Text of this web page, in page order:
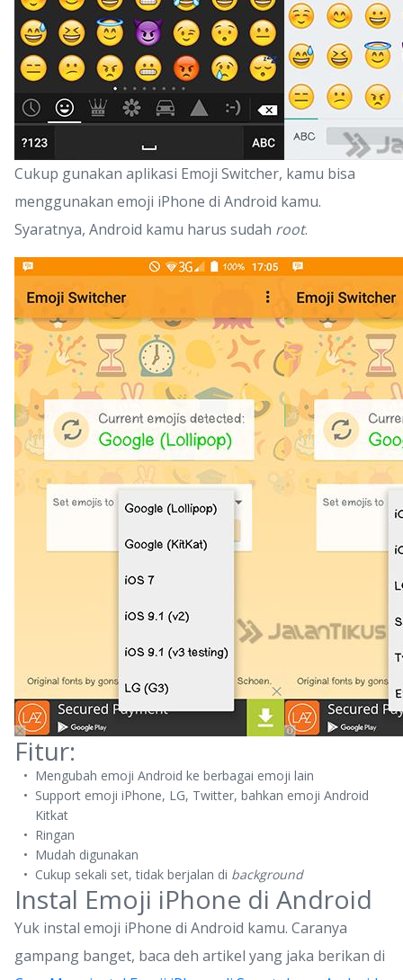
Cukup gunakan aplikasi Emoji Switcher, kamu bisa
menggunakan emoji iPhone di Android kamu.
Syaratnya, Android kamu harus sudah root.
Fitur:
Mengubah emoji Android ke berbagai emoji lain
Support emoji iPhone, LG, Twitter, bahkan emoji Android
Kitkat
Ringan
Mudah digunakan
Cukup sekali set, tidak berjalan di background
Instal Emoji iPhone di Android
Yuk instal emoji iPhone di Android kamu. Caranya
gampang banget, baca deh artikel yang jaka berikan di